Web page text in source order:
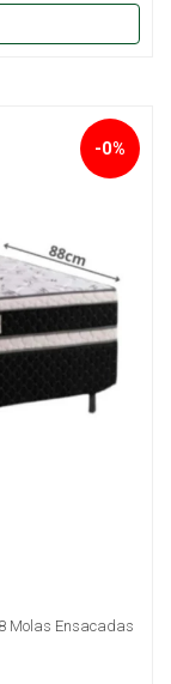
Molas Ensacadas
-0%